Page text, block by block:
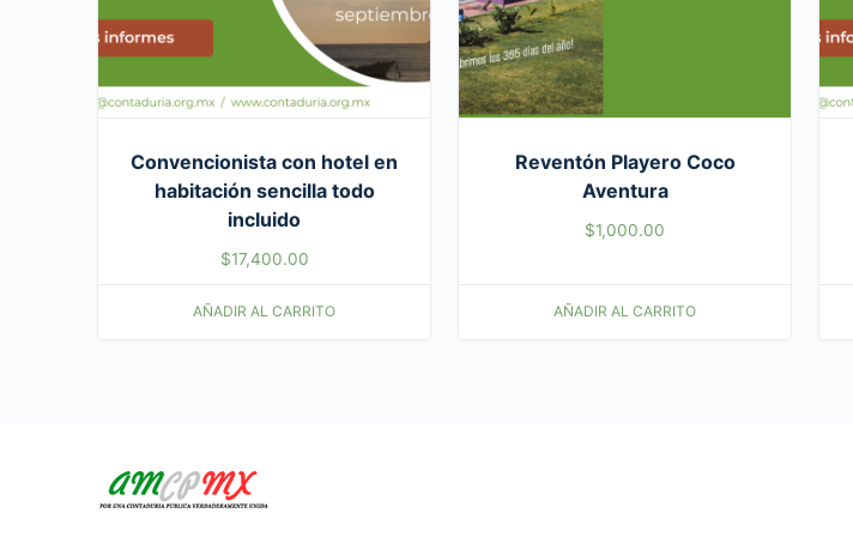
Convencionista con hotel en
habitación sencilla todo
incluido
$17,400.00
AÑADIR AL CARRITO
Reventón Playero Coco
Aventura
$1,000.00
AÑADIR AL CARRITO